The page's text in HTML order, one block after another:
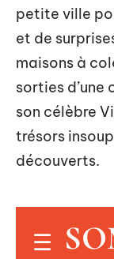
petite ville
et de
maisons à
sorties
son célèbre
trésors
découverts.